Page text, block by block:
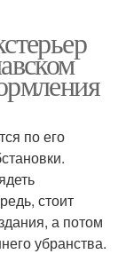
по его
стоит
а потом
убранства.